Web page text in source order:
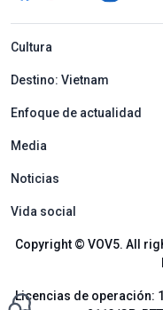
menu footer
Cultura
Destino: Vietnam
Enfoque de actualidad
Media
Noticias
Vida social
Copyright © VOV5. All
Licencias de operación: